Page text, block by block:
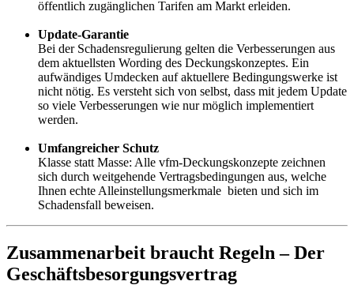
öffentlich zugänglichen Tarifen am Markt erleiden.
Update-Garantie
Bei der Schadensregulierung gelten die Verbesserungen aus
dem aktuellsten Wording des Deckungskonzeptes. Ein
aufwändiges Umdecken auf aktuellere Bedingungswerke ist
nicht nötig. Es versteht sich von selbst, dass mit jedem Update
so viele Verbesserungen wie nur möglich implementiert
werden.
Umfangreicher Schutz
Klasse statt Masse: Alle vfm-Deckungskonzepte zeichnen
sich durch weitgehende Vertragsbedingungen aus, welche
Ihnen echte Alleinstellungsmerkmale bieten und sich im
Schadensfall beweisen.
Zusammenarbeit braucht Regeln – Der
Geschäftsbesorgungsvertrag